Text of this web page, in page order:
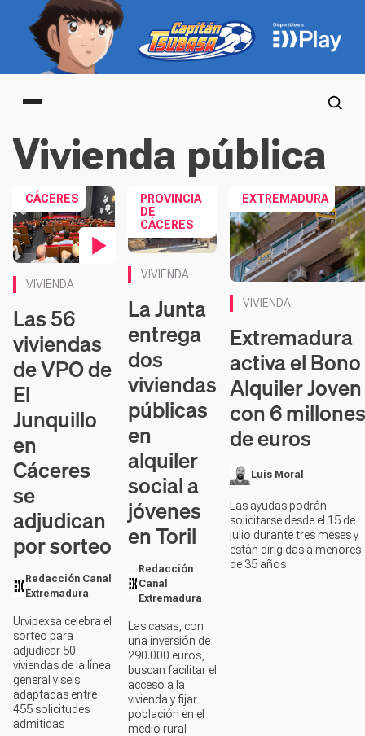
Main menu
Vivienda pública
CÁCERES
VIVIENDA
Las 56
viviendas
de VPO de
El
Junquillo
en
Cáceres
se
adjudican
por sorteo
Redacción Canal
Extremadura
Urvipexsa celebra el
sorteo para
adjudicar 50
viviendas de la línea
general y seis
adaptadas entre
455 solicitudes
admitidas
PROVINCIA
DE
CÁCERES
VIVIENDA
La Junta
entrega
dos
viviendas
públicas
en
alquiler
social a
jóvenes
en Toril
Redacción
Canal
Extremadura
Las casas, con
una inversión de
290.000 euros,
buscan facilitar el
acceso a la
vivienda y fijar
población en el
medio rural
EXTREMADURA
VIVIENDA
Extremadura
activa el Bono
Alquiler Joven
con 6 millones
de euros
Luis Moral
Las ayudas podrán
solicitarse desde el 15 de
julio durante tres meses y
están dirigidas a menores
de 35 años